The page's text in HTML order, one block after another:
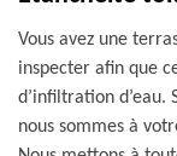
Vous avez une
inspecter afin que
d’infiltration d’eau.
nous sommes à